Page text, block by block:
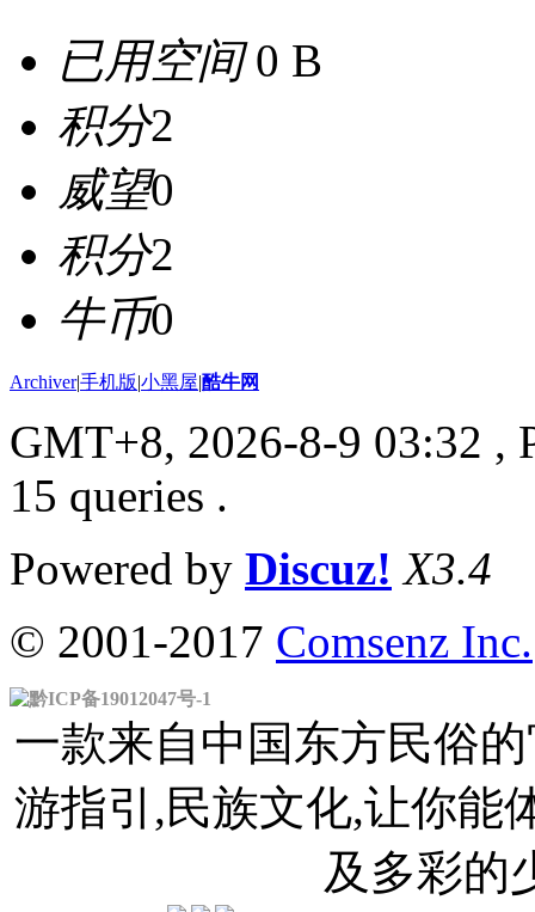
已用空间0 B
积分2
威望0
积分2
牛币0
Archiver|手机版|小黑屋|酷牛网
GMT+8, 2026-8-9 03:32 ,
15 queries .
Powered by Discuz! X3.4
© 2001-2017 Comsenz Inc.
黔ICP备19012047号-1
一款来自中国东方民俗
游指引,民族文化,让你能
及多彩的